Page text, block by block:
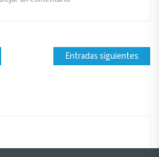
Entradas siguientes